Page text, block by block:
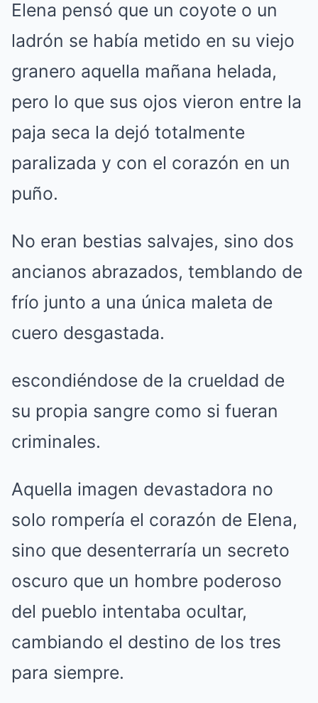
Elena pensó que un coyote o un
ladrón se había metido en su viejo
granero aquella mañana helada,
pero lo que sus ojos vieron entre la
paja seca la dejó totalmente
paralizada y con el corazón en un
puño.
No eran bestias salvajes, sino dos
ancianos abrazados, temblando de
frío junto a una única maleta de
cuero desgastada.
escondiéndose de la crueldad de
su propia sangre como si fueran
criminales.
Aquella imagen devastadora no
solo rompería el corazón de Elena,
sino que desenterraría un secreto
oscuro que un hombre poderoso
del pueblo intentaba ocultar,
cambiando el destino de los tres
para siempre.